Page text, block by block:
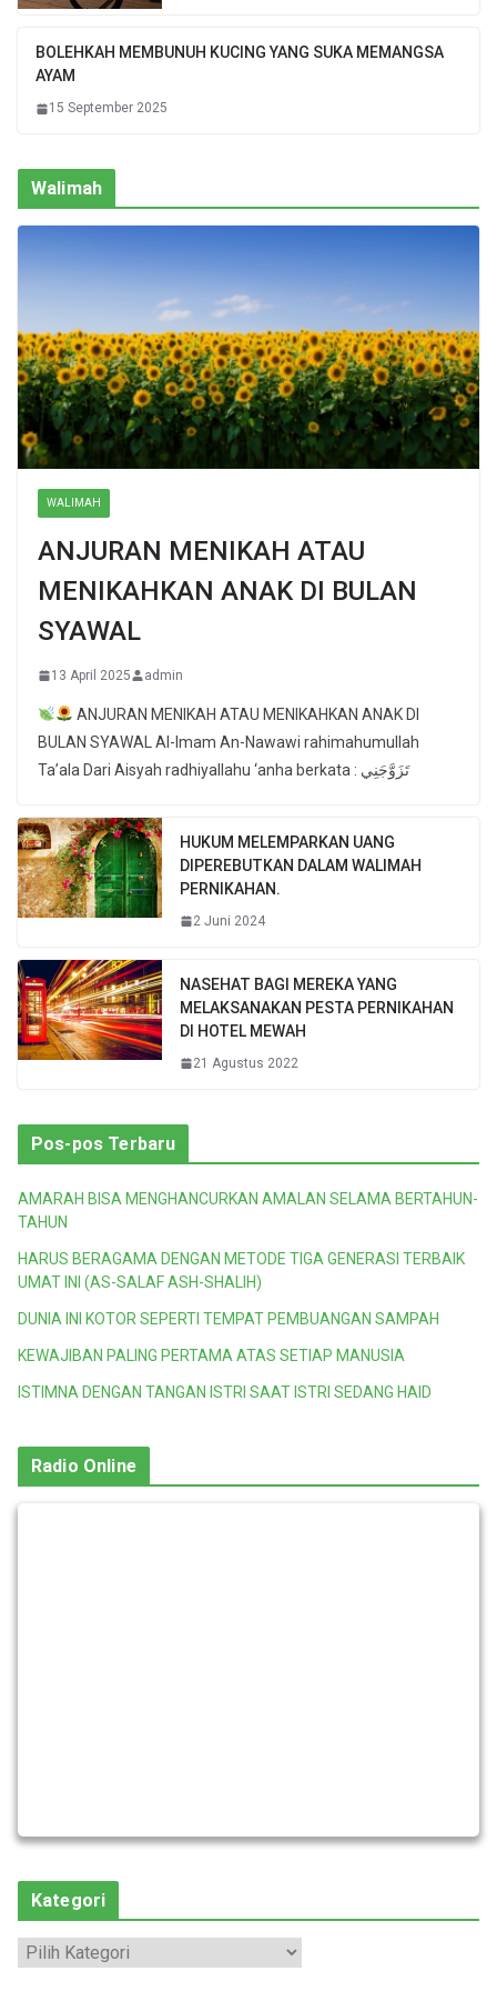
BOLEHKAH MEMBUNUH KUCING YANG SUKA MEMANGSA
AYAM
15 September 2025
Walimah
WALIMAH
ANJURAN MENIKAH ATAU
MENIKAHKAN ANAK DI BULAN
SYAWAL
13 April 2025 admin
ANJURAN MENIKAH ATAU MENIKAHKAN ANAK DI
BULAN SYAWAL Al-Imam An-Nawawi rahimahumullah
Ta’ala Dari Aisyah radhiyallahu ‘anha berkata : تَزَوَّجَنِي
HUKUM MELEMPARKAN UANG
DIPEREBUTKAN DALAM WALIMAH
PERNIKAHAN.
2 Juni 2024
NASEHAT BAGI MEREKA YANG
MELAKSANAKAN PESTA PERNIKAHAN
DI HOTEL MEWAH
21 Agustus 2022
Pos-pos Terbaru
AMARAH BISA MENGHANCURKAN AMALAN SELAMA BERTAHUN-
TAHUN
HARUS BERAGAMA DENGAN METODE TIGA GENERASI TERBAIK
UMAT INI (AS-SALAF ASH-SHALIH)
DUNIA INI KOTOR SEPERTI TEMPAT PEMBUANGAN SAMPAH
KEWAJIBAN PALING PERTAMA ATAS SETIAP MANUSIA
ISTIMNA DENGAN TANGAN ISTRI SAAT ISTRI SEDANG HAID
Radio Online
Kategori